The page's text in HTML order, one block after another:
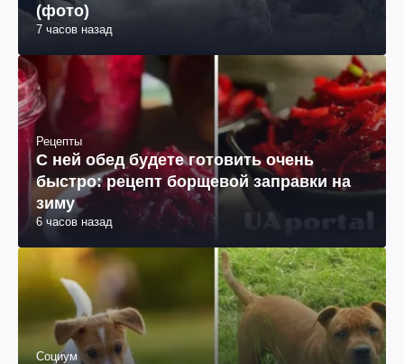
(фото)
7 часов назад
Рецепты
С ней обед будете готовить очень
быстро: рецепт борщевой заправки на
зиму
6 часов назад
Социум